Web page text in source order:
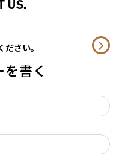
US.
さい。
書く